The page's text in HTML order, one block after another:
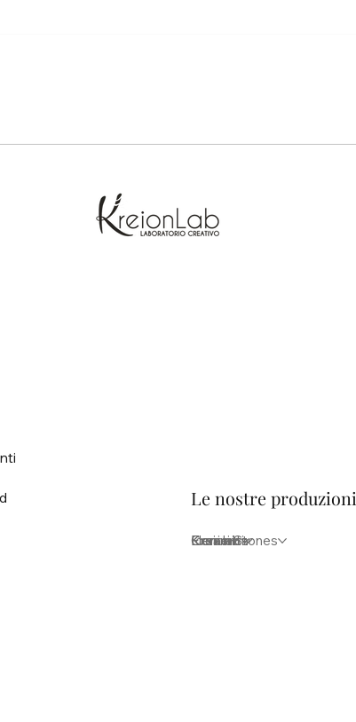
Le nostre produzioni
Elementi
Iconici
Krea lab
Kreion Stones
Ceramica